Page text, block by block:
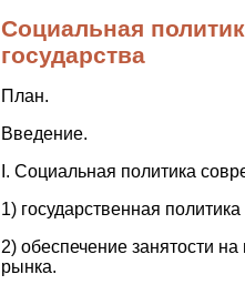
Социальная
государства
План.
Введение.
I. Социальная политика
1) государственная
2) обеспечение занятости
рынка.